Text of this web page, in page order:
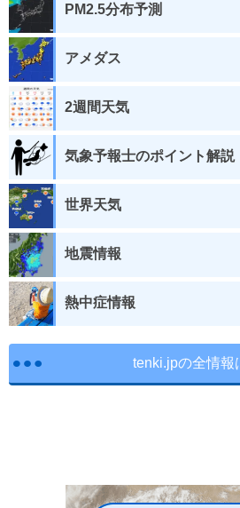
PM2.5分布予測
アメダス
2週間天気
気象予報士のポイント解説
世界天気
地震情報
熱中症情報
tenki.jpの全情報